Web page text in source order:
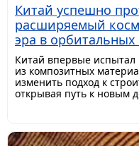
Китай успешно
расширяемый
эра в орбитальных
Китай впервые
из композитных
изменить подход к
открывая путь к новым